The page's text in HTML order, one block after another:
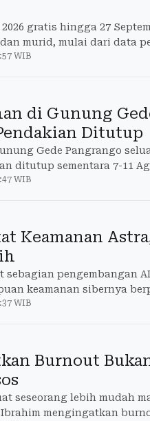
gratis hingga 27
murid, mulai dari data
WIB
di Gunung
Ditutup
Gede Pangrango
ditutup sementara 7-11
WIB
Keamanan
sebagian pengembangan
keamanan sibernya
WIB
Burnout
seseorang lebih mudah
mengingatkan